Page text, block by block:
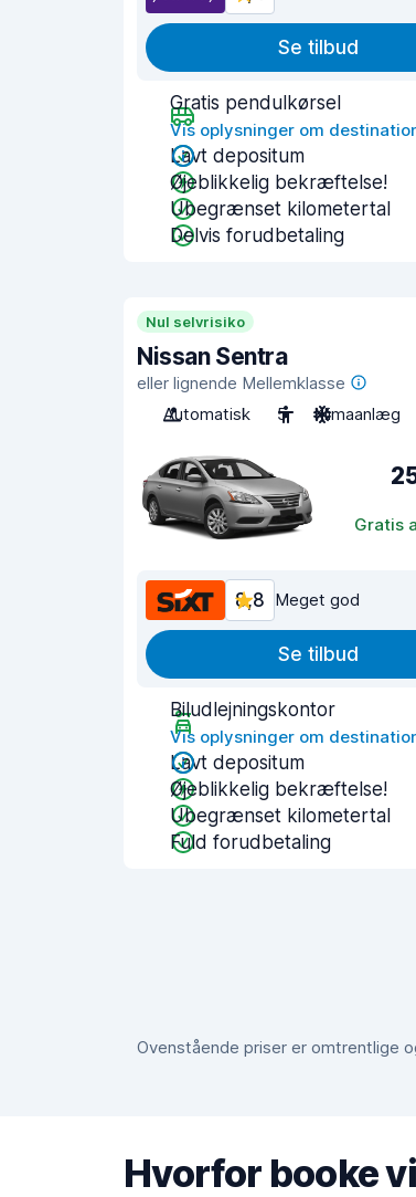
Se tilbud
Gratis pendulkørsel
Vis oplysninger om
Lavt depositum
Øjeblikkelig bekræftelse!
Ubegrænset kilometertal
Delvis forudbetaling
Nul selvrisiko
Nissan Sentra
eller lignende Mellemklasse
Automatisk
5 Klimaanlæg
Gratis
8,8 Meget god
Se tilbud
Biludlejningskontor
Vis oplysninger om
Lavt depositum
Øjeblikkelig bekræftelse!
Ubegrænset kilometertal
Fuld forudbetaling
Ovenstående priser er omtrentlige
Hvorfor booke